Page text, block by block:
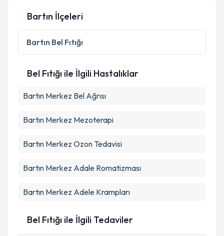
Bartın İlçeleri
Bartın Bel Fıtığı
Bel Fıtığı ile İlgili Hastalıklar
Bartın Merkez Bel Ağrısı
Bartın Merkez Mezoterapi
Bartın Merkez Ozon Tedavisi
Bartın Merkez Adale Romatizması
Bartın Merkez Adele Krampları
Bel Fıtığı ile İlgili Tedaviler